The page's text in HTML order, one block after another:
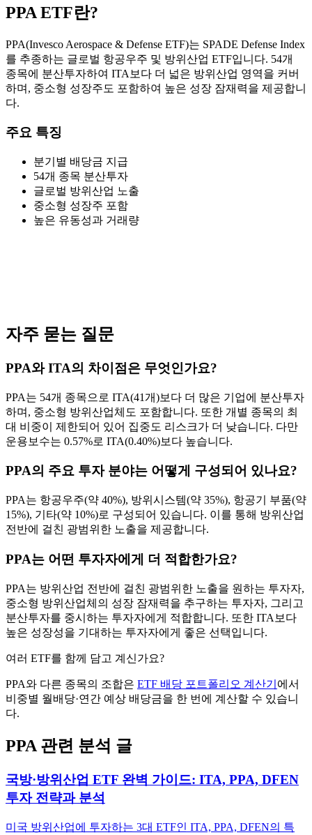
PPA ETF란?
PPA(Invesco Aerospace & Defense ETF)는 SPADE Defense Index
를 추종하는 글로벌 항공우주 및 방위산업 ETF입니다. 54개
종목에 분산투자하여 ITA보다 더 넓은 방위산업 영역을 커버
하며, 중소형 성장주도 포함하여 높은 성장 잠재력을 제공합니
다.
주요 특징
분기별 배당금 지급
54개 종목 분산투자
글로벌 방위산업 노출
중소형 성장주 포함
높은 유동성과 거래량
자주 묻는 질문
PPA와 ITA의 차이점은 무엇인가요?
PPA는 54개 종목으로 ITA(41개)보다 더 많은 기업에 분산투자
하며, 중소형 방위산업체도 포함합니다. 또한 개별 종목의 최
대 비중이 제한되어 있어 집중도 리스크가 더 낮습니다. 다만
운용보수는 0.57%로 ITA(0.40%)보다 높습니다.
PPA의 주요 투자 분야는 어떻게 구성되어 있나요?
PPA는 항공우주(약 40%), 방위시스템(약 35%), 항공기 부품(약
15%), 기타(약 10%)로 구성되어 있습니다. 이를 통해 방위산업
전반에 걸친 광범위한 노출을 제공합니다.
PPA는 어떤 투자자에게 더 적합한가요?
PPA는 방위산업 전반에 걸친 광범위한 노출을 원하는 투자자,
중소형 방위산업체의 성장 잠재력을 추구하는 투자자, 그리고
분산투자를 중시하는 투자자에게 적합합니다. 또한 ITA보다
높은 성장성을 기대하는 투자자에게 좋은 선택입니다.
여러 ETF를 함께 담고 계신가요?
PPA와 다른 종목의 조합은 ETF 배당 포트폴리오 계산기 에서
비중별 월배당·연간 예상 배당금을 한 번에 계산할 수 있습니
다.
PPA관련 분석 글
국방·방위산업 ETF 완벽 가이드: ITA, PPA, DFEN
투자 전략과 분석
미국 방위산업에 투자하는 3대 ETF인 ITA, PPA, DFEN의 특